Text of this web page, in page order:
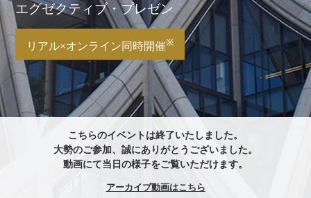
エグゼクティブ・プレゼン
リアル×オンライン同時開催※
こちらのイベントは終了いたしました。
大勢のご参加、誠にありがとうございました。
動画にて当日の様子をご覧いただけます。
アーカイブ動画はこちら